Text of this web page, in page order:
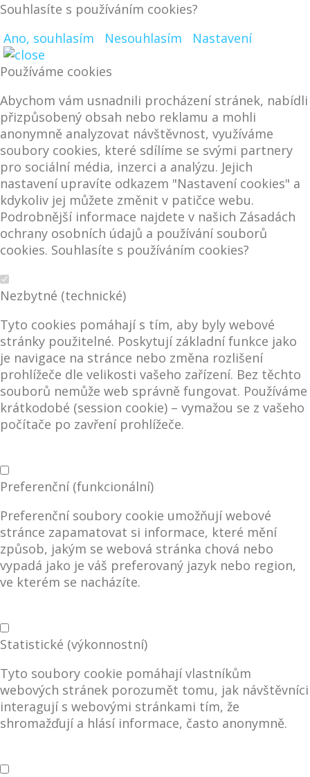
Souhlasíte s používáním cookies?
Ano, souhlasím
Nesouhlasím
Nastavení
Používáme cookies
Abychom vám usnadnili procházení stránek, nabídli
přizpůsobený obsah nebo reklamu a mohli
anonymně analyzovat návštěvnost, využíváme
soubory cookies, které sdílíme se svými partnery
pro sociální média, inzerci a analýzu. Jejich
nastavení upravíte odkazem "Nastavení cookies" a
kdykoliv jej můžete změnit v patičce webu.
Podrobnější informace najdete v našich Zásadách
ochrany osobních údajů a používání souborů
cookies. Souhlasíte s používáním cookies?
Nezbytné (technické)
Tyto cookies pomáhají s tím, aby byly webové
stránky použitelné. Poskytují základní funkce jako
je navigace na stránce nebo změna rozlišení
prohlížeče dle velikosti vašeho zařízení. Bez těchto
souborů nemůže web správně fungovat. Používáme
krátkodobé (session cookie) – vymažou se z vašeho
počítače po zavření prohlížeče.
Preferenční (funkcionální)
Preferenční soubory cookie umožňují webové
stránce zapamatovat si informace, které mění
způsob, jakým se webová stránka chová nebo
vypadá jako je váš preferovaný jazyk nebo region,
ve kterém se nacházíte.
Statistické (výkonnostní)
Tyto soubory cookie pomáhají vlastníkům
webových stránek porozumět tomu, jak návštěvníci
interagují s webovými stránkami tím, že
shromažďují a hlásí informace, často anonymně.